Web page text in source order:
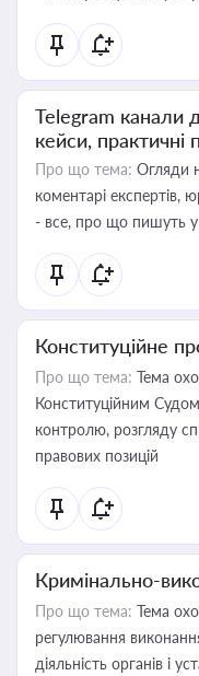
Telegram канали
кейси, практичні
Про що тема: Огляди
коментарі експертів,
- все, про що пишуть у
Конституційне
Про що тема: Тема
Конституційним
контролю, розгляду
правових позицій
Кримінально-
Про що тема: Тема
регулювання
діяльність органів і